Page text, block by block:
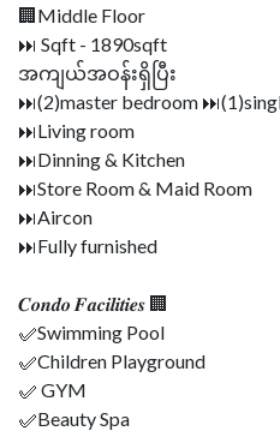
🏢Middle Floor
⏭ Sqft - 1890sqft
အကျယ်အဝန်းရှိပြီး
⏭(2)master bedroom
⏭Living room
⏭Dinning & Kitchen
⏭Store Room & Maid Room
⏭Aircon
⏭Fully furnished
𝑪𝒐𝒏𝒅𝒐 𝑭𝒂𝒄𝒊𝒍𝒊𝒕𝒊𝒆𝒔 🏢
✅Swimming Pool
✅Children Playground
✅ GYM
✅Beauty Spa